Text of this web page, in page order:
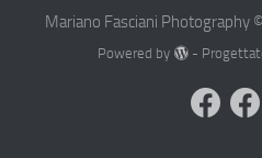
Mariano Fasciani Photography
Powered by -